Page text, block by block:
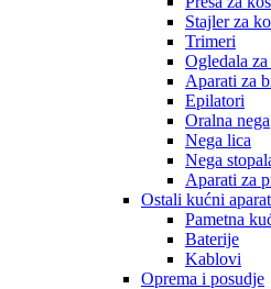
Stajler za
Trimeri
Ogledala
Aparati za
Epilatori
Oralna nega
Nega lica
Nega
Aparati za
Ostali kućni
Pametna
Baterije
Kablovi
Oprema i posudje